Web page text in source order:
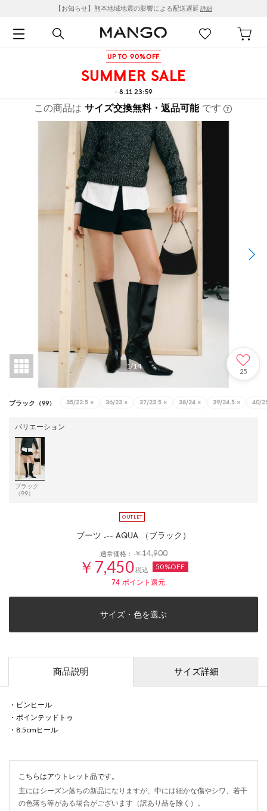
【お知らせ】熊本地域地震の影響による配送遅延 詳細
UP TO 90%OFF
SUMMER SALE
- 8.11 23:59
この商品は サイズ交換無料・返品可能 です
1/14
25
ブラック（99） 35/22.5 × 36/23 × 37/23.5 × 38/24 × 39/24.5 × 40/
バリエーション
ブラック
（99）
ブーツ .-- AQUA （ブラック）
通常価格：￥14,900
￥7,450税込 50%OFF
74ポイント還元
サイズ・色を選ぶ
商品説明 サイズ詳細
・ピンヒール
・ポインテッドトゥ
・8.5cmヒール
こちらはアウトレット品です。
主にはシーズン落ちの新品になりますが、中には細かな傷やシワ、若干
の色落ち等がある場合がございます（訳あり品を除く）。